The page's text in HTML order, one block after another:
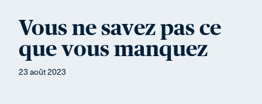
Vous ne savez pas ce
que vous manquez
23 août 2023